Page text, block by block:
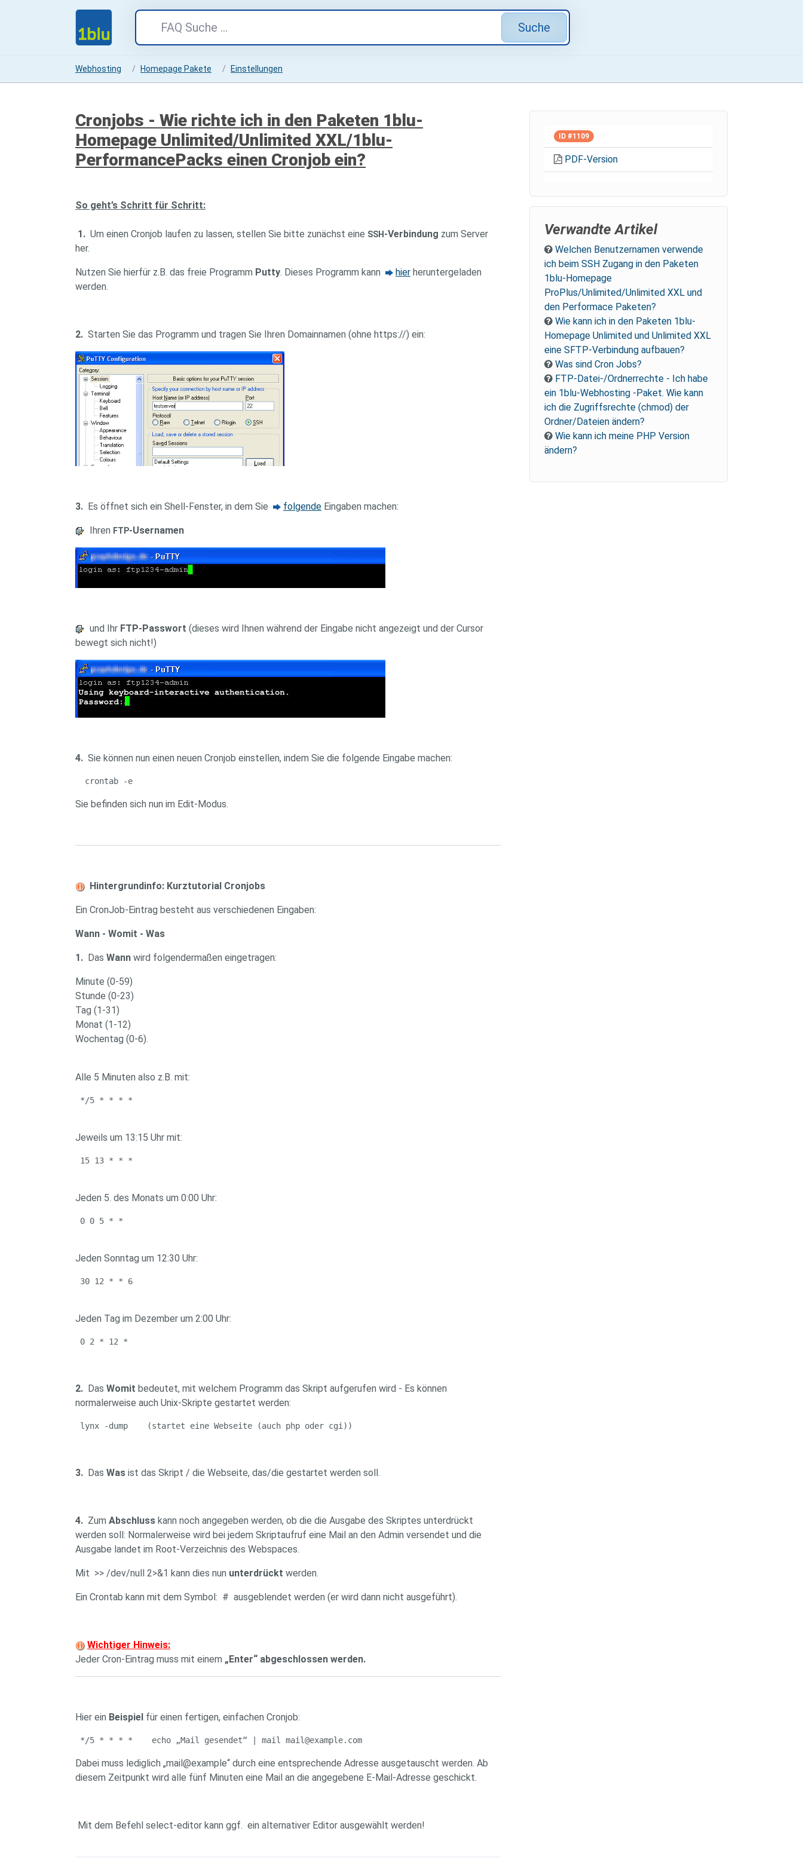
Suche
Webhosting Homepage Pakete Einstellungen
Cronjobs - Wie richte ich in den Paketen 1blu-
Homepage Unlimited/Unlimited XXL/1blu-
PerformancePacks einen Cronjob ein?
So geht’s Schritt für Schritt:
1. Um einen Cronjob laufen zu lassen, stellen Sie bitte zunächst eine SSH -Verbindung zum Server
her.
Nutzen Sie hierfür z.B. das freie Programm Putty. Dieses Programm kann hier heruntergeladen
werden.
2. Starten Sie das Programm und tragen Sie Ihren Domainnamen (ohne https://) ein:
3. Es öffnet sich ein Shell-Fenster, in dem Sie folgende Eingaben machen:
Ihren FTP-Usernamen
und Ihr FTP-Passwort (dieses wird Ihnen während der Eingabe nicht angezeigt und der Cursor
bewegt sich nicht!)
4. Sie können nun einen neuen Cronjob einstellen, indem Sie die folgende Eingabe machen:
crontab -e
Sie befinden sich nun im Edit-Modus.
Hintergrundinfo: Kurztutorial Cronjobs
Ein CronJob-Eintrag besteht aus verschiedenen Eingaben:
Wann - Womit - Was
1. Das Wann wird folgendermaßen eingetragen:
Minute (0-59)
Stunde (0-23)
Tag (1-31)
Monat (1-12)
Wochentag (0-6).
Alle 5 Minuten also z.B. mit:
*/5 * * * *
Jeweils um 13:15 Uhr mit:
15 13 * * *
Jeden 5. des Monats um 0:00 Uhr:
0 0 5 * *
Jeden Sonntag um 12:30 Uhr:
30 12 * * 6
Jeden Tag im Dezember um 2:00 Uhr:
0 2 * 12 *
2. Das Womit bedeutet, mit welchem Programm das Skript aufgerufen wird - Es können
normalerweise auch Unix-Skripte gestartet werden:
lynx -dump    (startet eine Webseite (auch php oder cgi))
3. Das Was ist das Skript / die Webseite, das/die gestartet werden soll.
4. Zum Abschluss kann noch angegeben werden, ob die die Ausgabe des Skriptes unterdrückt
werden soll: Normalerweise wird bei jedem Skriptaufruf eine Mail an den Admin versendet und die
Ausgabe landet im Root-Verzeichnis des Webspaces.
Mit >> /dev/null 2>&1 kann dies nun unterdrückt werden.
Ein Crontab kann mit dem Symbol: # ausgeblendet werden (er wird dann nicht ausgeführt).
Wichtiger Hinweis:
Jeder Cron-Eintrag muss mit einem „Enter“ abgeschlossen werden.
Hier ein Beispiel für einen fertigen, einfachen Cronjob:
*/5 * * * *    echo „Mail gesendet“ | mail mail@example.com
Dabei muss lediglich „mail@example“ durch eine entsprechende Adresse ausgetauscht werden. Ab
diesem Zeitpunkt wird alle fünf Minuten eine Mail an die angegebene E-Mail-Adresse geschickt.
Mit dem Befehl select-editor kann ggf. ein alternativer Editor ausgewählt werden!
ID #1109
PDF-Version
Verwandte Artikel
Welchen Benutzernamen verwende
ich beim SSH Zugang in den Paketen
1blu-Homepage
ProPlus/Unlimited/Unlimited XXL und
den Performace Paketen?
Wie kann ich in den Paketen 1blu-
Homepage Unlimited und Unlimited XXL
eine SFTP-Verbindung aufbauen?
Was sind Cron Jobs?
FTP-Datei-/Ordnerrechte - Ich habe
ein 1blu-Webhosting -Paket. Wie kann
ich die Zugriffsrechte (chmod) der
Ordner/Dateien ändern?
Wie kann ich meine PHP Version
ändern?